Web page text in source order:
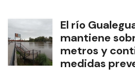
El río
mantiene
metros y
medidas